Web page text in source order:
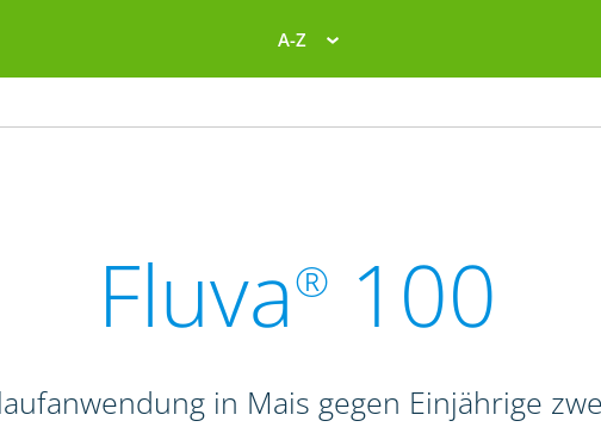
A-Z
Fluva® 100
in Mais gegen Einjährige